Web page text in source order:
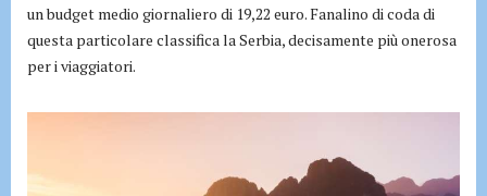
un budget medio giornaliero di 19,22 euro. Fanalino di coda di
questa particolare classifica la Serbia, decisamente più onerosa
per i viaggiatori.